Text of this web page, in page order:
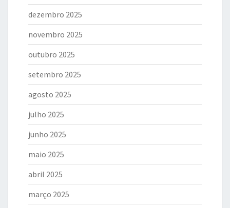
dezembro 2025
novembro 2025
outubro 2025
setembro 2025
agosto 2025
julho 2025
junho 2025
maio 2025
abril 2025
março 2025